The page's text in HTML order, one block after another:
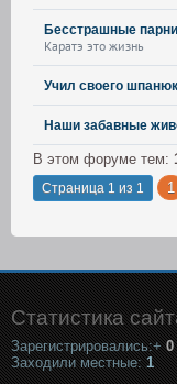
Бесстрашные парни
Каратэ это жизнь
Учил своего
Наши забавные
В этом форуме тем:
Страница 1 из 1 1
Статистика
Зарегистрировались:+ 0
Заходили местные: 1